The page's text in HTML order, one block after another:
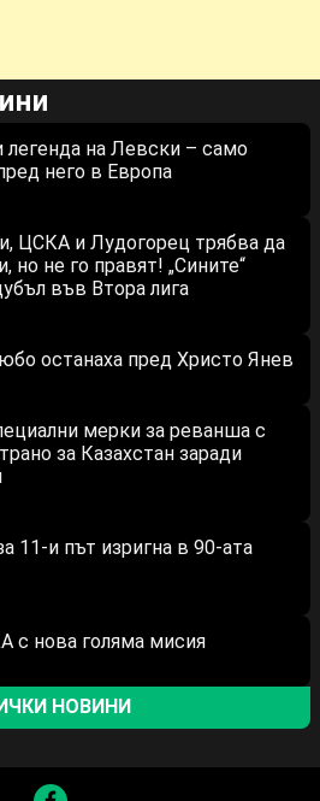
легенда на Левски – само
него в Европа
ЦСКА и Лудогорец трябва да
но не го правят! „Сините“
във Втора лига
останаха пред Христо Янев
мерки за реванша с
за Казахстан заради
11-и път изригна в 90-ата
с нова голяма мисия
НОВИНИ